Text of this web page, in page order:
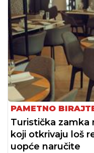
PAMETNO
Turistička zamka
koji otkrivaju loš
uopće naručite